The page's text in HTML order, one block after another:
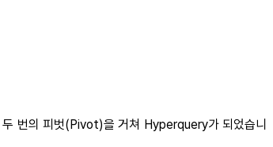
번의 피벗(Pivot)을 거쳐 Hyperquery가 되었습니